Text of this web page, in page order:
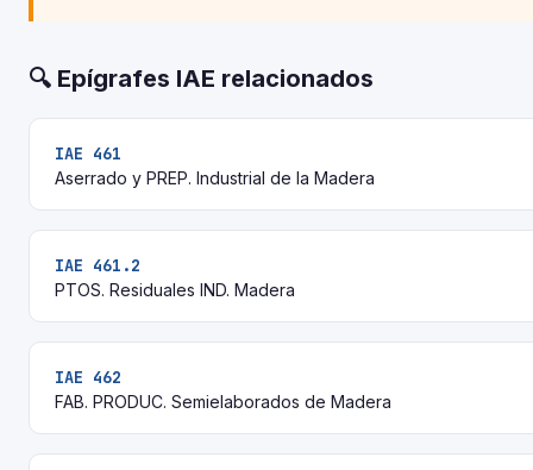
🔍 Epígrafes IAE relacionados
IAE 461
Aserrado y PREP. Industrial de la Madera
IAE 461.2
PTOS. Residuales IND. Madera
IAE 462
FAB. PRODUC. Semielaborados de Madera